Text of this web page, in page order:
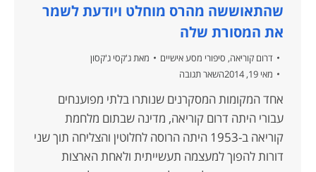
שהתאוששה מהרס מוחלט ויודעת לשמר
את המסורת שלה
דרום קוריאה, סיפורי מסע אישיים מאת ג'קסי ג'קסון
מאי 19, 2014
השאר תגובה
אחד המקומות המסקרנים שנותרו בלתי מפוענחים
עבורי היתה דרום קוריאה, מדינה שבתום מלחמת
קוריאה ב-1953 היתה הרוסה לחלוטין והצליחה תוך שני
דורות להפוך למעצמה תעשייתית ולאחת הארצות